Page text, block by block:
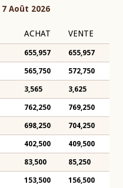
Août 2026
ACHAT VENTE
655,957 655,957
565,750 572,750
3,565 3,625
762,250 769,250
698,250 704,250
402,500 409,500
83,500 85,250
153,500 156,500